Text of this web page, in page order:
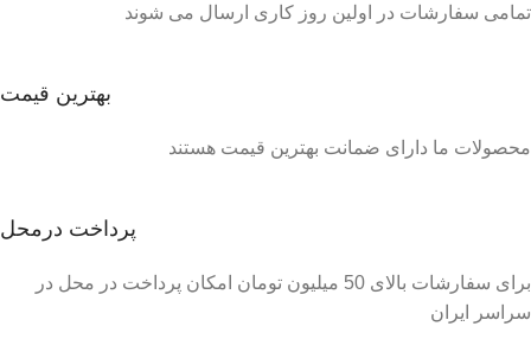
تمامی سفارشات در اولین روز کاری ارسال می شوند
بهترین قیمت
محصولات ما دارای ضمانت بهترین قیمت هستند
پرداخت درمحل
برای سفارشات بالای 50 میلیون تومان امکان پرداخت در محل در
سراسر ایران